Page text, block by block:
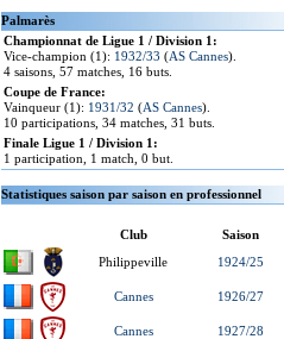
Palmarès
Championnat de Ligue 1 / Division 1:
Vice-champion (1): 1932/33 (AS Cannes).
4 saisons, 57 matches, 16 buts.
Coupe de France:
Vainqueur (1): 1931/32 (AS Cannes).
10 participations, 34 matches, 31 buts.
Finale Ligue 1 / Division 1:
1 participation, 1 match, 0 but.
Statistiques saison par saison en professionnel
Club
Saison
Philippeville
1924/25
Cannes 1926/27
Cannes 1927/28